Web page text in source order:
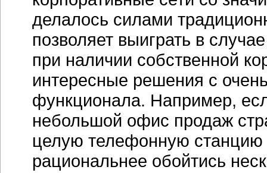
делалось силами
позволяет выиграть в
при наличии собственной
интересные решения с
функционала. Например,
небольшой офис продаж
целую телефонную станцию
рациональнее обойтись